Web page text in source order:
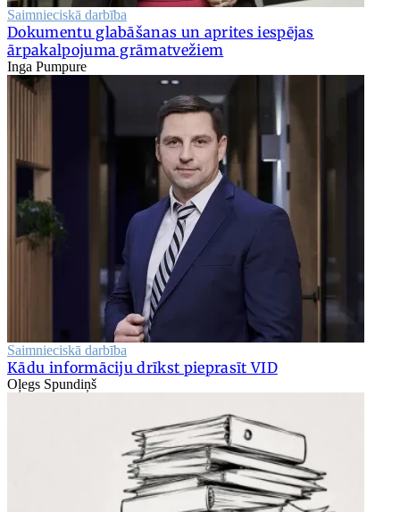
Saimnieciskā darbība
Dokumentu glabāšanas un aprites iespējas
ārpakalpojuma grāmatvežiem
Inga Pumpure
Saimnieciskā darbība
Kādu informāciju drīkst pieprasīt VID
Oļegs Spundiņš